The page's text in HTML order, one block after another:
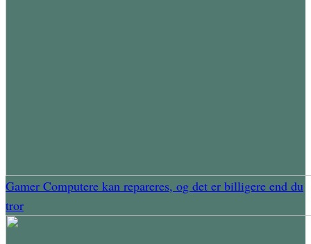
Gamer Computere kan repareres, og det er billigere end du
tror